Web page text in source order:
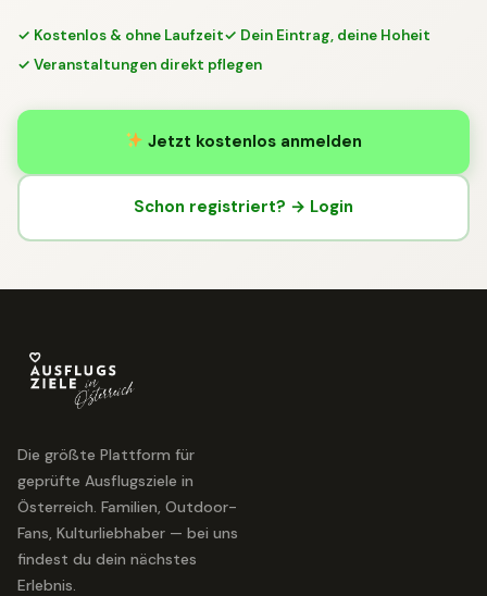
✓ Kostenlos & ohne Laufzeit✓ Dein Eintrag, deine Hoheit
✓ Veranstaltungen direkt pflegen
Jetzt kostenlos anmelden
Schon registriert? → Login
Die größte Plattform für
geprüfte Ausflugsziele in
Österreich. Familien, Outdoor-
Fans, Kulturliebhaber — bei uns
findest du dein nächstes
Erlebnis.